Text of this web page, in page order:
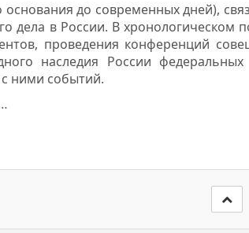
до современных дней),
дела в России. В хронологическом
проведения конференций
наследия России
ними событий.